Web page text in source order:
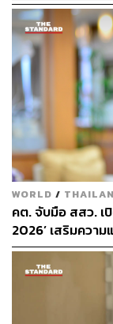
สุชาติ เพิ่มเติมว่า
ชุมชนทอผ้าพื้นเมื
อำเภอนาแก ผู้ผ
เช่น ผ้าคลุมไหล่ล
ย้อมคราม ผ้าสไ
และผ้าฝ้ายย้อมค
ลวดลายการทอโ
ถิ่นมากว่า 100
จากพืชสมุนไพรแ
แก่นขนุน และดอ
เป็นมิตรกับสิ่งแวด
ความต้องการของ
ตลาดจำหน่ายเพิ่ม
พาณิชย์จังหวัดแล
เสริมผู้ประกอบก
ในและต่างประเ
ของดีในพื้นที่ให้เ
WORLD /
คต. จับมือ สสว. เ
2026’ เสริมควา
สำปะหลังไทยในต